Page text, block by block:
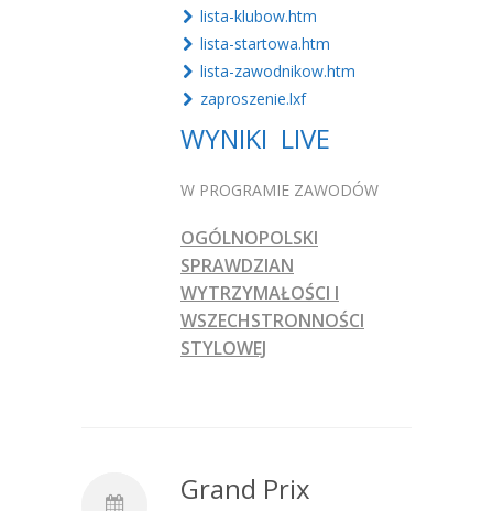
lista-klubow.htm
lista-startowa.htm
lista-zawodnikow.htm
zaproszenie.lxf
WYNIKI LIVE
W PROGRAMIE ZAWODÓW
OGÓLNOPOLSKI
SPRAWDZIAN
WYTRZYMAŁOŚCI I
WSZECHSTRONNOŚCI
STYLOWEJ
Grand Prix